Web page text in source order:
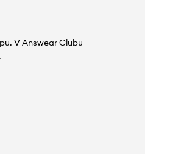
V Answear Clubu